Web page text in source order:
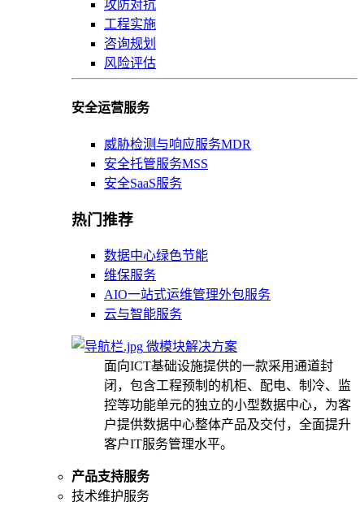
攻防对抗
工程实施
咨询规划
风险评估
安全运营服务
威胁检测与响应服务MDR
安全托管服务MSS
安全SaaS服务
热门推荐
数据中心绿色节能
维保服务
AIO一站式运维管理外包服务
云与智能服务
微模块解决方案
面向ICT基础设施提供的一款采用通道封
闭，包含工程预制的机柜、配电、制冷、监
控等功能单元的独立的小型数据中心，为客
户提供数据中心整体产品及交付，全面提升
客户IT服务管理水平。
产品支持服务
技术维护服务